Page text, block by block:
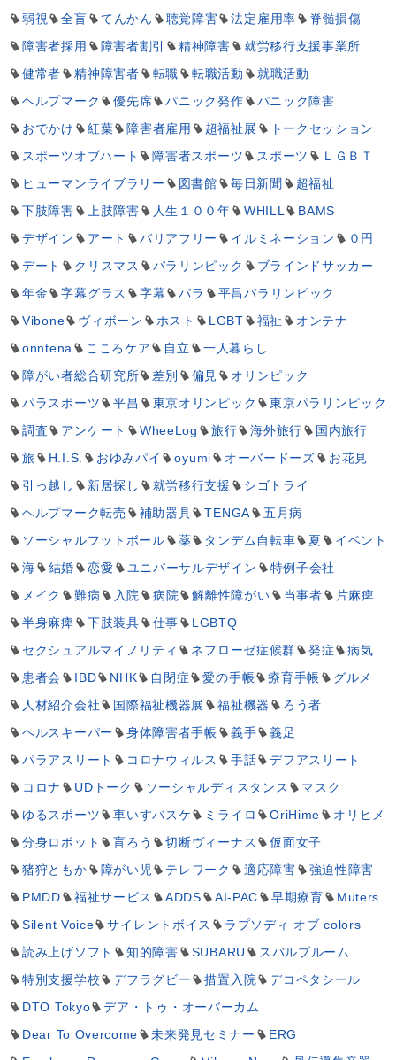
弱視
全盲 てんかん 聴覚障害 法定雇用率
脊髄損傷
障害者採用
障害者割引 精神障害
就労移行支援事業所
健常者
精神障害者 転職 転職活動
就職活動
ヘルプマーク
優先席 パニック発作
パニック障害
おでかけ
紅葉 障害者雇用 超福祉展
トークセッション
スポーツオブハート
障害者スポーツ スポーツ
ＬＧＢＴ
ヒューマンライブラリー
図書館 毎日新聞
超福祉
下肢障害
上肢障害 人生１００年 WHILL
BAMS
デザイン
アート バリアフリー イルミネーション
０円
デート
クリスマス パラリンピック
ブラインドサッカー
年金
字幕グラス 字幕 パラ
平昌パラリンピック
Vibone
ヴィボーン ホスト LGBT 福祉
オンテナ
onntena
こころケア 自立
一人暮らし
障がい者総合研究所
差別 偏見
オリンピック
パラスポーツ
平昌 東京オリンピック
東京パラリンピック
調査
アンケート WheeLog 旅行 海外旅行
国内旅行
旅
H.I.S. おゆみパイ oyumi オーバードーズ
お花見
引っ越し
新居探し 就労移行支援
シゴトライ
ヘルプマーク転売
補助器具 TENGA
五月病
ソーシャルフットボール
薬 タンデム自転車 夏
イベント
海
結婚 恋愛 ユニバーサルデザイン
特例子会社
メイク
難病 入院 病院 解離性障がい 当事者
片麻痺
半身麻痺
下肢装具 仕事
LGBTQ
セクシュアルマイノリティ
ネフローゼ症候群 発症
病気
患者会
IBD NHK 自閉症 愛の手帳 療育手帳
グルメ
人材紹介会社
国際福祉機器展 福祉機器
ろう者
ヘルスキーパー
身体障害者手帳 義手
義足
パラアスリート
コロナウィルス 手話
デフアスリート
コロナ
UDトーク ソーシャルディスタンス
マスク
ゆるスポーツ
車いすバスケ ミライロ OriHime
オリヒメ
分身ロボット
盲ろう 切断ヴィーナス
仮面女子
猪狩ともか
障がい児 テレワーク 適応障害
強迫性障害
PMDD
福祉サービス ADDS AI-PAC 早期療育
Muters
Silent Voice
サイレントボイス
ラプソディ オブ colors
読み上げソフト
知的障害 SUBARU
スバルブルーム
特別支援学校
デフラグビー 措置入院
デコペタシール
DTO Tokyo
デア・トゥ・オーバーカム
Dear To Overcome
未来発見セミナー
ERG